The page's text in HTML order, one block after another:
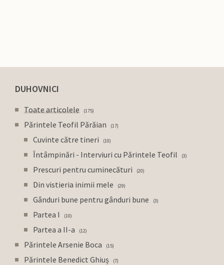
DUHOVNICI
Toate articolele 175
Părintele Teofil Părăian 17
Cuvinte către tineri 10
Întâmpinări - Interviuri cu Părintele Teofil 3
Prescuri pentru cuminecături 20
Din vistieria inimii mele 29
Gânduri bune pentru gânduri bune 3
Partea I 10
Partea a II-a 12
Părintele Arsenie Boca 15
Părintele Benedict Ghiuș 7